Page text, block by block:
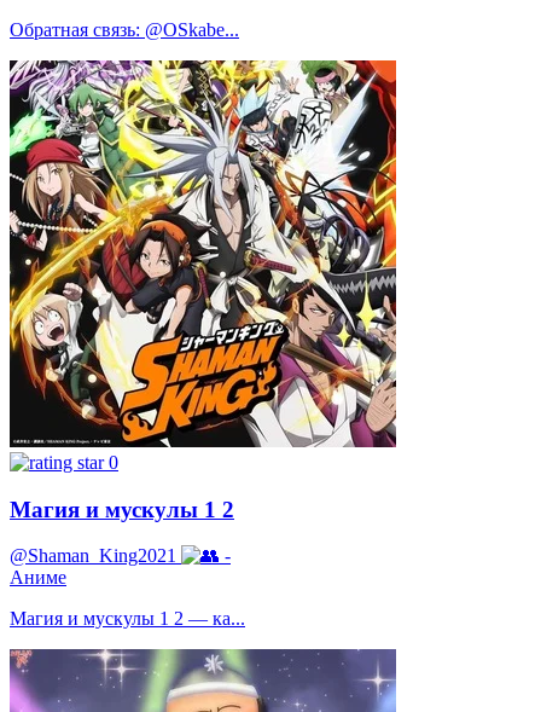
Обратная связь: @OSkabe...
0
Магия и мускулы 1 2
@Shaman_King2021
-
Аниме
Магия и мускулы 1 2 — ка...